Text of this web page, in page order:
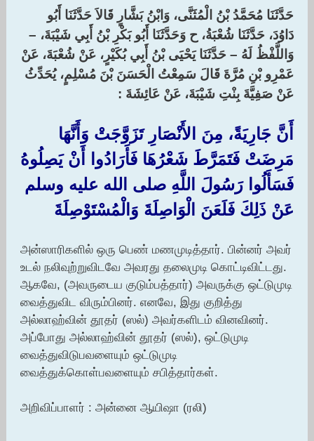
حَدَّثَنَا مُحَمَّدُ بْنُ الْمُثَنَّى، وَابْنُ بَشَّارٍ قَالاَ حَدَّثَنَا أَبُو
دَاوُدَ، حَدَّثَنَا شُعْبَةُ، ح وَحَدَّثَنَا أَبُو بَكْرِ بْنُ أَبِي شَيْبَةَ، –
وَاللَّفْظُ لَهُ – حَدَّثَنَا يَحْيَى بْنُ أَبِي بُكَيْرٍ، عَنْ شُعْبَةَ، عَنْ
عَمْرِو بْنِ مُرَّةَ قَالَ سَمِعْتُ الْحَسَنَ بْنَ مُسْلِمٍ، يُحَدِّثُ
عَنْ صَفِيَّةَ بِنْتِ شَيْبَةَ، عَنْ عَائِشَةَ :‏
أَنَّ جَارِيَةً، مِنَ الأَنْصَارِ تَزَوَّجَتْ وَأَنَّهَا
مَرِضَتْ فَتَمَرَّطَ شَعْرُهَا فَأَرَادُوا أَنْ يَصِلُوهُ
فَسَأَلُوا رَسُولَ اللَّهِ صلى الله عليه وسلم
عَنْ ذَلِكَ فَلَعَنَ الْوَاصِلَةَ وَالْمُسْتَوْصِلَةَ ‏
அன்ஸாரிகளில் ஒரு பெண் மணமுடித்தார். பின்னர் அவர்
உடல் நலிவுற்றுவிடவே அவரது தலைமுடி கொட்டிவிட்டது.
ஆகவே, (அவருடைய குடும்பத்தார்) அவருக்கு ஒட்டுமுடி
வைத்துவிட விரும்பினர். எனவே, இது குறித்து
அல்லாஹ்வின் தூதர் (ஸல்) அவர்களிடம் வினவினர்.
அப்போது அல்லாஹ்வின் தூதர் (ஸல்), ஒட்டுமுடி
வைத்துவிடுபவளையும் ஒட்டுமுடி
வைத்துக்கொள்பவளையும் சபித்தார்கள்.
அறிவிப்பாளர் : அன்னை ஆயிஷா (ரலி)